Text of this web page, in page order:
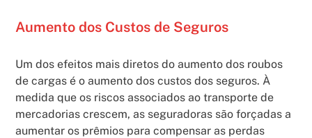
Aumento dos Custos de Seguros
Um dos efeitos mais diretos do aumento dos roubos
de cargas é o aumento dos custos dos seguros. À
medida que os riscos associados ao transporte de
mercadorias crescem, as seguradoras são forçadas a
aumentar os prêmios para compensar as perdas